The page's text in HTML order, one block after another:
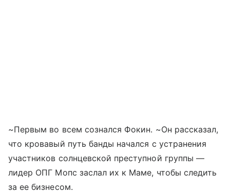
~Первым во всем сознался Фокин. ~Он рассказал,
что кровавый путь банды начался с устранения
участников солнцевской преступной группы —
лидер ОПГ Мопс заслал их к Маме, чтобы следить
за ее бизнесом.